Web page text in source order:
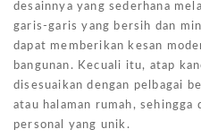
desainnya yang sederhana
garis-garis yang bersih dan
dapat memberikan kesan
bangunan. Kecuali itu, atap
disesuaikan dengan pelbagai
atau halaman rumah,
personal yang unik.